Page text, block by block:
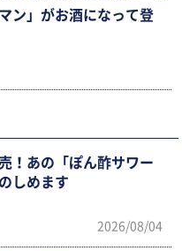
ン」がお酒になって登
！あの「ぽん酢サワー
しめます
2026/08/04